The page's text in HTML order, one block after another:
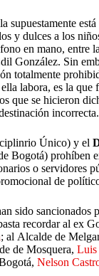
supuestamente
y dulces a los
en mano, entre
González. Sin
totalmente
labora, es la que
que se hicieron
incorrecta.
Único) y el
Bogotá) prohíben
o servidores
de
sido sancionados
recordar al ex
; al Alcalde de
de Mosquera,
Nelson